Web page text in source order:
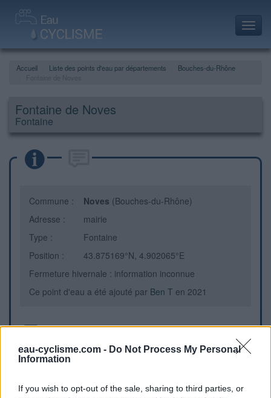
eau-cyclisme.com - Do Not Process My Personal
Information
If you wish to opt-out of the sale, sharing to third parties, or
Accueil Liste des points d'eau par départements
Bouches-du-Rhône
Fontaine de Noves
Fontaine
Commune : Noves (Bouches-du-Rhône)
Adresse :
mairie
Type :
Fontaine
Position :
43.875169°N, 4.902065°E
Fermeture hivernale : information inconnue
Ce point d'eau a été ajouté par Ben T en 2021
Sur l'esplanade en face de la mairie.
Repères visuels